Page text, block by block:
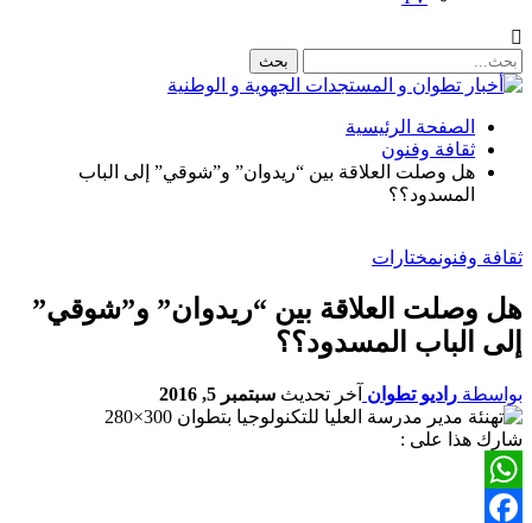
الصفحة الرئيسية
ثقافة وفنون
هل وصلت العلاقة بين “ريدوان” و”شوقي” إلى الباب
المسدود؟؟
ثقافة وفنونمختارات
هل وصلت العلاقة بين “ريدوان” و”شوقي”
إلى الباب المسدود؟؟
بواسطة راديو تطوان آخر تحديث سبتمبر 5, 2016
شارك هذا على :
WhatsApp